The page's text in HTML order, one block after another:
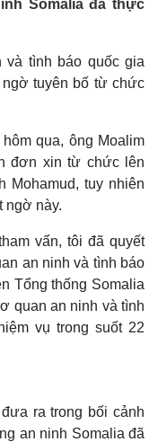
Somalia đã thực
tình báo quốc gia
ngờ tuyên bố từ chức
qua, ông Moalim
đơn xin từ chức lên
Mohamud, tuy nhiên
ngờ này.
vấn, tôi đã quyết
an ninh và tình báo
Tổng thống Somalia
quan an ninh và tình
vụ trong suốt 22
ra trong bối cảnh
an ninh Somalia đã